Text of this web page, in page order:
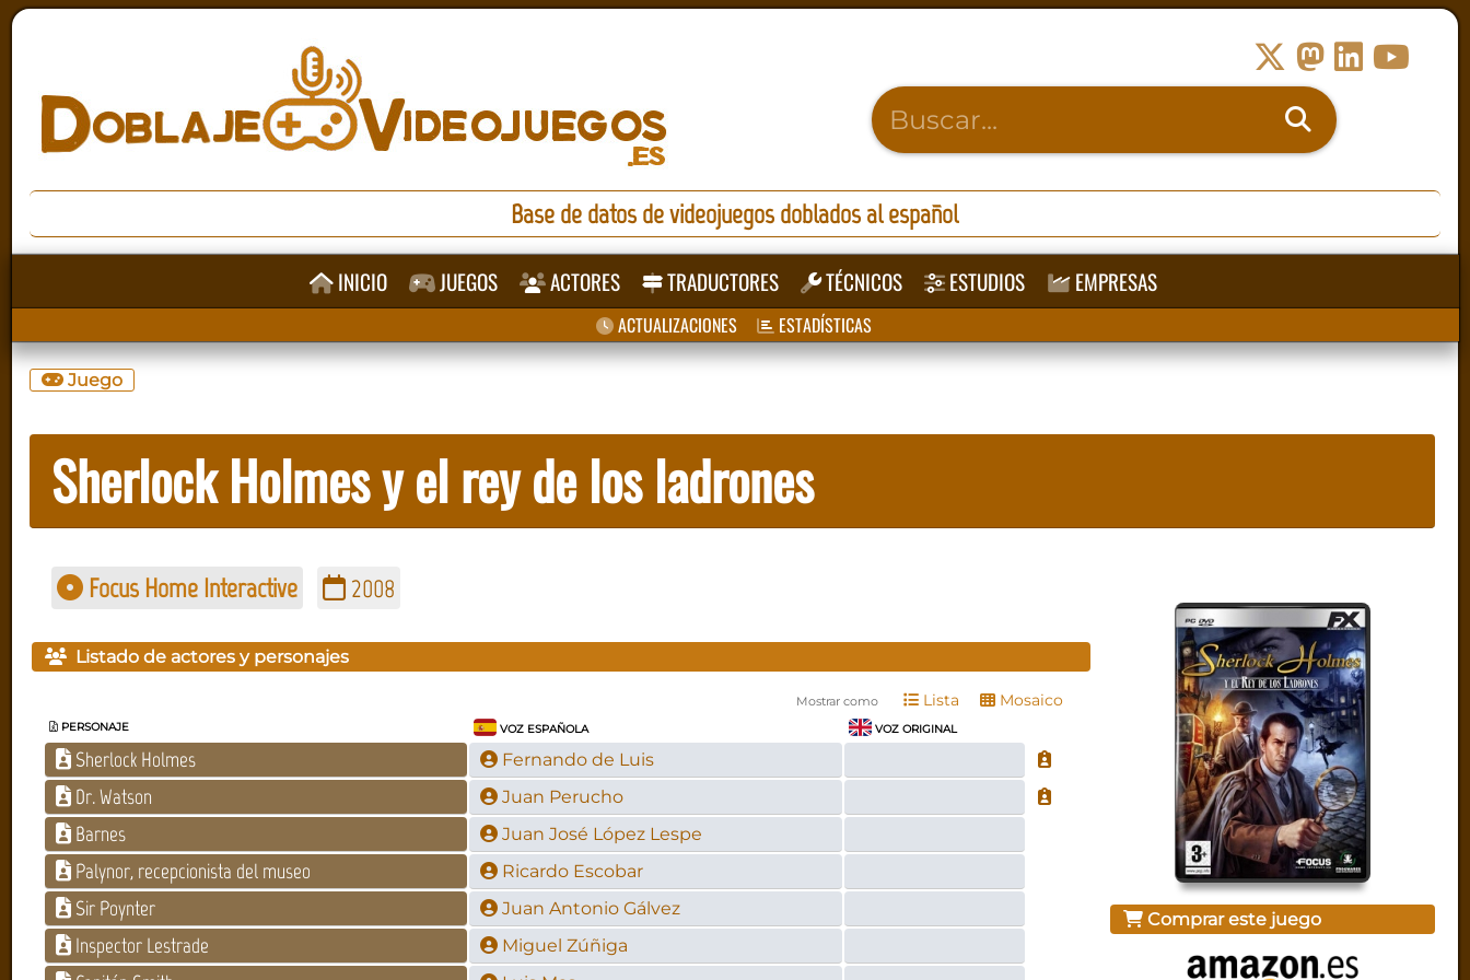
Base de datos de videojuegos doblados al español
INICIO JUEGOS ACTORES TRADUCTORES TÉCNICOS ESTUDIOS EMPRESAS
ACTUALIZACIONES ESTADÍSTICAS
Juego
Sherlock Holmes y el rey de los ladrones
Focus Home Interactive 2008
Listado de actores y personajes
Mostrar como Lista Mosaico
PERSONAJE VOZ ESPAÑOLA VOZ ORIGINAL
Sherlock Holmes Fernando de Luis
Dr. Watson Juan Perucho
Barnes Juan José López Lespe
Palynor, recepcionista del museo Ricardo Escobar
Sir Poynter Juan Antonio Gálvez
Inspector Lestrade Miguel Zúñiga
Comprar este juego